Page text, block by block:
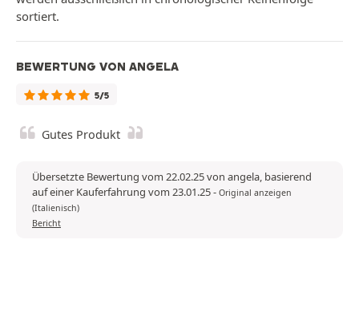
sortiert.
BEWERTUNG VON ANGELA
5/5
Gutes Produkt
Übersetzte Bewertung vom 22.02.25 von angela, basierend
auf einer Kauferfahrung vom 23.01.25- Original anzeigen
(Italienisch)
Bericht